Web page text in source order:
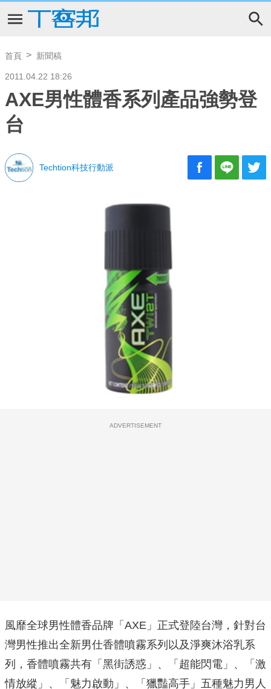
首頁 新聞稿
2011.04.22 18:26
AXE男性體香系列產品強勢登
台
Techtion科技行動派
ADVERTISEMENT
風靡全球男性體香品牌「 AXE 」正式登陸台灣，針對台
灣男性推出全新男仕香體噴霧系列以及淨爽沐浴乳系
列，香體噴霧共有「黑街誘惑」、「超能閃電」、「激
情放縱」、「魅力啟動」、「獵豔高手」五種魅力男人